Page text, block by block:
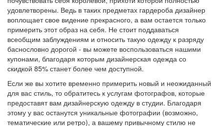
удовлетворены. Ведь в таких предметах гардероба дизайнер
воплощает свое видение прекрасного, а вам остается только
примерить этот образ на себя. Не стоит поддаваться
всеобщим заблуждениям и относить такую одежду к разряду
баснословно дорогой - вы можете воспользоваться нашими
купонами, благодаря которым дизайнерская одежда со
скидкой 85% станет более чем доступной.
Если же вы хотите временно примерить новый и неожиданный
для вас стиль, то обратитесь к услугам фотографов, которые
предоставят вам дизайнерскую одежду в студии. Благодаря
этому у вас останутся уникальные фотографии (возможно,
тематические или ретро), а вашему привычному стилю не